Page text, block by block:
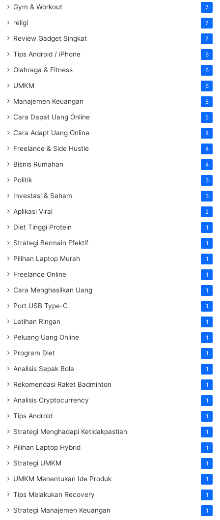
Gym & Workout 7
religi 7
Review Gadget Singkat 7
Tips Android / iPhone 6
Olahraga & Fitness 6
UMKM 6
Manajemen Keuangan 5
Cara Dapat Uang Online 5
Cara Adapt Uang Online 4
Freelance & Side Hustle 4
Bisnis Rumahan 4
Politik 3
Investasi & Saham 3
Aplikasi Viral 2
Diet Tinggi Protein 1
Strategi Bermain Efektif 1
Pilihan Laptop Murah 1
Freelance Online 1
Cara Menghasilkan Uang 1
Port USB Type-C 1
Latihan Ringan 1
Peluang Uang Online 1
Program Diet 1
Analisis Sepak Bola 1
Rekomendasi Raket Badminton 1
Analisis Cryptocurrency 1
Tips Android 1
Strategi Menghadapi Ketidakpastian 1
Pilihan Laptop Hybrid 1
Strategi UMKM 1
UMKM Menentukan Ide Produk 1
Tips Melakukan Recovery 1
Strategi Manajemen Keuangan 1